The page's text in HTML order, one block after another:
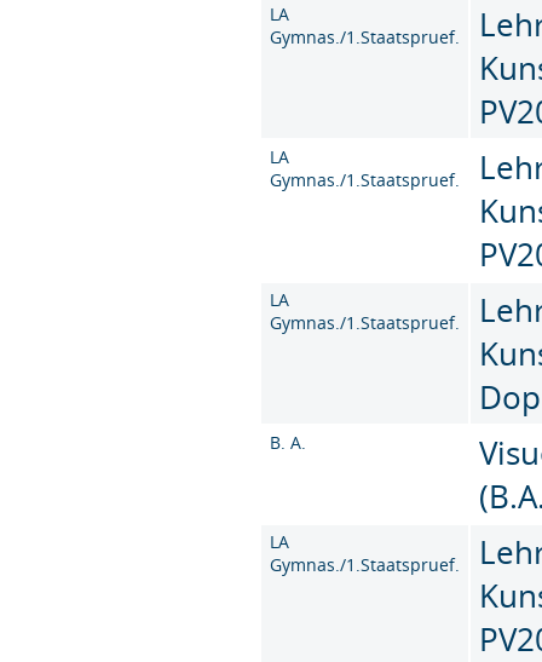
LA
Gymnas./1.Staatspruef.
LA
Gymnas./1.Staatspruef.
LA
Gymnas./1.Staatspruef.
B. A.
LA
Gymnas./1.Staatspruef.